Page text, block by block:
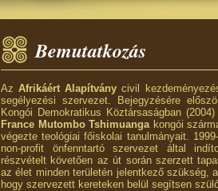
Bemutatkozás
AzAfrikáért Alapítvány civil
segélyezési szervezet. Bejegyzésére
Kongói Demokratikus Köztársaságban
France Mutombo Tshimuangakongói
végezte teológiai főiskolai tanulmányait.
non-profit önfenntartó szervezet által
részvételt követően az út során szerzett
az élet minden területén jelentkező szükség,
hogy szervezett kereteken belül segítsen